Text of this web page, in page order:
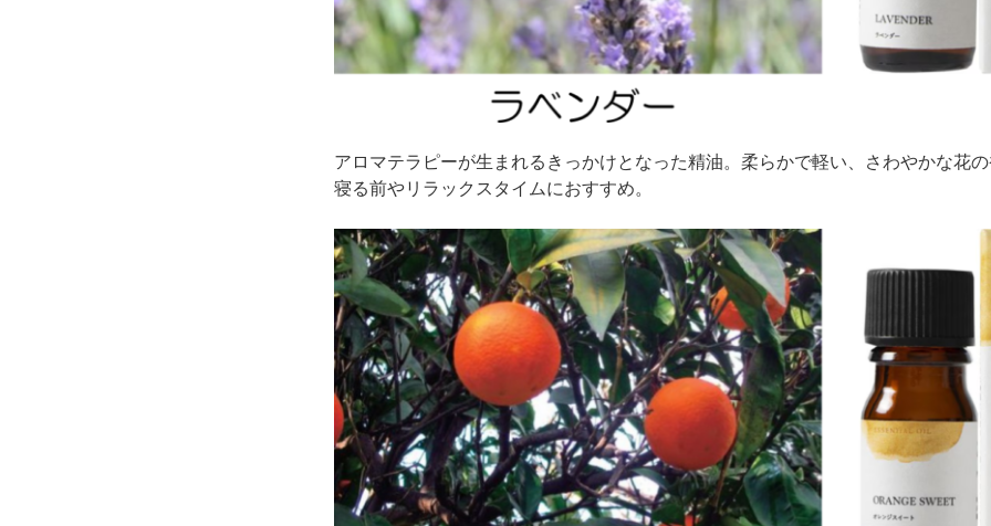
アロマテラピーが生まれるきっかけとなった精油。柔らかで軽い、さわやかな花
寝る前やリラックスタイムにおすすめ。